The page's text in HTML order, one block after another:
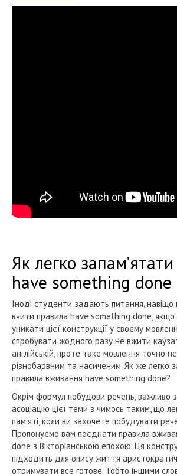
Як легко
have something done
Іноді студенти задають питання, навіщо
вчити правила have something done,
уникати цієї конструкції у своєму
спробувати жодного разу не вжити
англійській, проте таке мовлення точно
різнобарвним та насиченим. Як же легко
правила вживання have something done?
Окрім формул побудови речень, важливо
асоціацію цієї теми з чимось таким, що
пам’яті, коли ви захочете побудувати
Пропонуємо вам поєднати правила
done з Вікторіанською епохою. Ця
підходить для опису життя
отримувати все готове. Тобто іншими